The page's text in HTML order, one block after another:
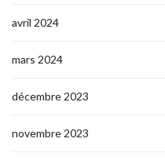
avril 2024
mars 2024
décembre 2023
novembre 2023